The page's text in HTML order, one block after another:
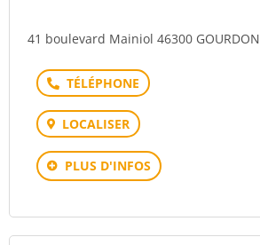
41 boulevard Mainiol 46300 GOURDON
Téléphone
LOCALISER
PLUS D'INFOS